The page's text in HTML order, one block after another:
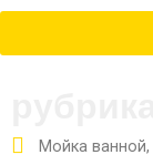
Мойка ванной,